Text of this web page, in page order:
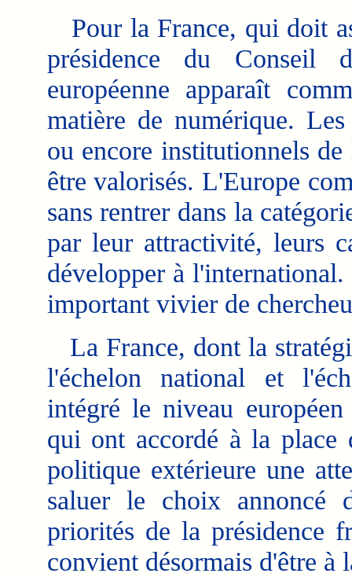
Pour la France, qui doit
présidence du Conseil
européenne apparaît
matière de numérique.
ou encore institutionnels
être valorisés. L'Europe
sans rentrer dans la
par leur attractivité, leurs
développer à
important vivier de
La France, dont la
l'échelon national et
intégré le niveau
qui ont accordé à la place
politique extérieure une
saluer le choix annoncé
priorités de la présidence
convient désormais d'être à